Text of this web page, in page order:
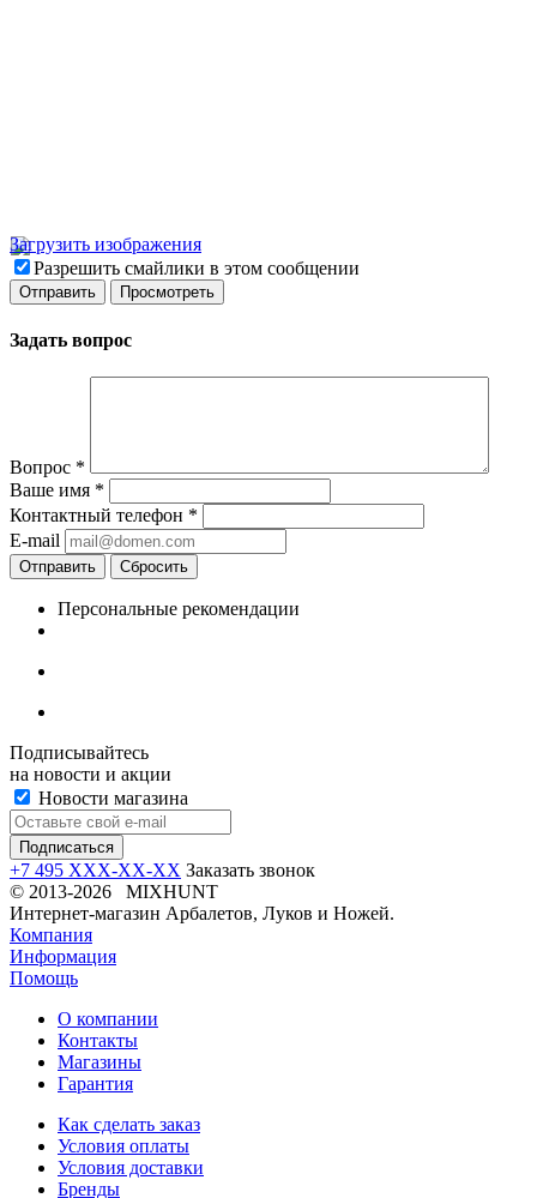
Загрузить изображения
Разрешить смайлики в этом сообщении
Задать вопрос
Вопрос *
Ваше имя *
Контактный телефон *
E-mail
Отправить Сбросить
Персональные рекомендации
Подписывайтесь
на новости и акции
Новости магазина
+7 495 XXX-XX-XX Заказать звонок
© 2013-2026 MIXHUNT
Интернет-магазин Арбалетов, Луков и Ножей.
Компания
Информация
Помощь
О компании
Контакты
Магазины
Гарантия
Как сделать заказ
Условия оплаты
Условия доставки
Бренды